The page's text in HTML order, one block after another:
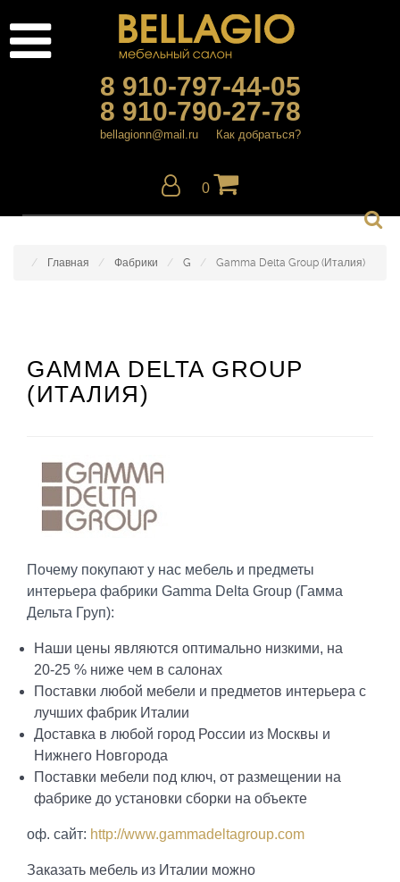
8 910-797-44-05
8 910-790-27-78
bellagionn@mail.ru Как добраться?
0
Главная Фабрики G Gamma Delta Group (Италия)
GAMMA DELTA GROUP
(ИТАЛИЯ)
Почему покупают у нас мебель и предметы
интерьера фабрики Gamma Delta Group (Гамма
Дельта Груп):
Наши цены являются оптимально низкими, на
20-25 % ниже чем в салонах
Поставки любой мебели и предметов интерьера с
лучших фабрик Италии
Доставка в любой город России из Москвы и
Нижнего Новгорода
Поставки мебели под ключ, от размещении на
фабрике до установки сборки на объекте
оф. сайт: http://www.gammadeltagroup.com
Заказать мебель из Италии можно